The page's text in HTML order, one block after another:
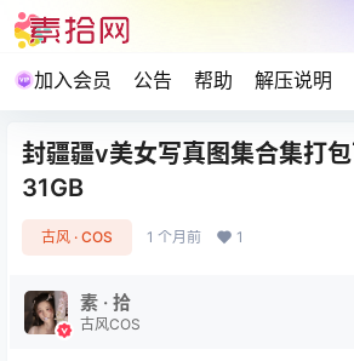
加入会员 公告 帮助 解压说明
封疆疆v美女写真图集合集打
31GB
古风 · COS 1 个月前 1
素 · 拾
古风COS